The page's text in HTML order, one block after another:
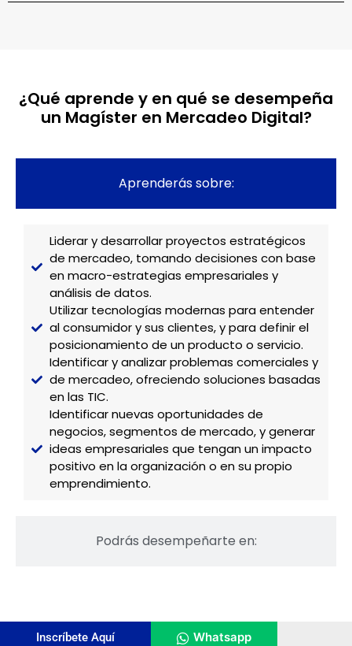
¿Qué aprende y en qué se desempeña
un Magíster en Mercadeo Digital?
Aprenderás sobre:
Podrás desempeñarte en:
Liderar y desarrollar proyectos estratégicos
de mercadeo, tomando decisiones con base
en macro-estrategias empresariales y
análisis de datos.
Utilizar tecnologías modernas para entender
al consumidor y sus clientes, y para definir el
posicionamiento de un producto o servicio.
Identificar y analizar problemas comerciales y
de mercadeo, ofreciendo soluciones basadas
en las TIC.
Identificar nuevas oportunidades de
negocios, segmentos de mercado, y generar
ideas empresariales que tengan un impacto
positivo en la organización o en su propio
emprendimiento.
Inscríbete Aquí Whatsapp